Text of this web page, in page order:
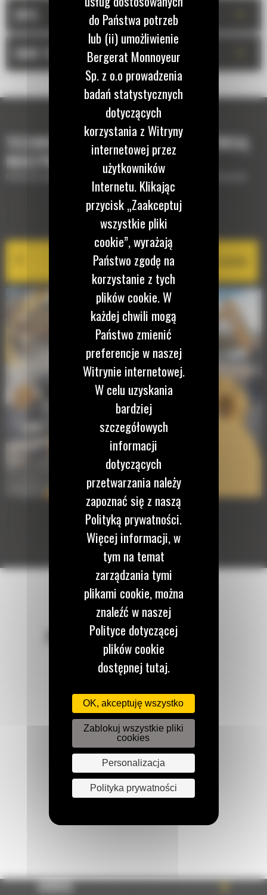
DANE TECHNICZNE
TECHNOLOGIE, KTÓRE UZUPEŁNIĄ TWOJĄ
MASZYNĘ
Krótki opis wyposażenia lub technologii potrzebnych do uzupełnienia maszyny
EQUIPMENT MANAGEMENT
Cat PL161 Attachment Locator
POZOSTAŃMY W KONTAKCIE
Zadzwoń do nas
122 100 122
Napisz do nas
WYŚLIJ WIADOMOŚĆ
OFERTA
do Państwa potrzeb
lub (ii) umożliwienie
Bergerat Monnoyeur
Sp. z o.o prowadzenia
badań statystycznych
dotyczących
korzystania z Witryny
internetowej przez
użytkowników
Internetu. Klikając
przycisk „Zaakceptuj
wszystkie pliki
cookie”, wyrażają
Państwo zgodę na
korzystanie z tych
plików cookie. W
każdej chwili mogą
Państwo zmienić
preferencje w naszej
Witrynie internetowej.
W celu uzyskania
bardziej
szczegółowych
informacji
dotyczących
przetwarzania należy
zapoznać się z naszą
Polityką prywatności.
Więcej informacji, w
tym na temat
zarządzania tymi
plikami cookie, można
znaleźć w naszej
Polityce dotyczącej
plików cookie
dostępnej tutaj.
OK, akceptuję wszystko
Zablokuj wszystkie pliki
cookies
Personalizacja
Polityka prywatności